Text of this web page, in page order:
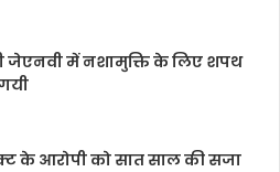
जेएनवी में नशामुक्ति के लिए शपथ
के आरोपी को सात साल की सजा